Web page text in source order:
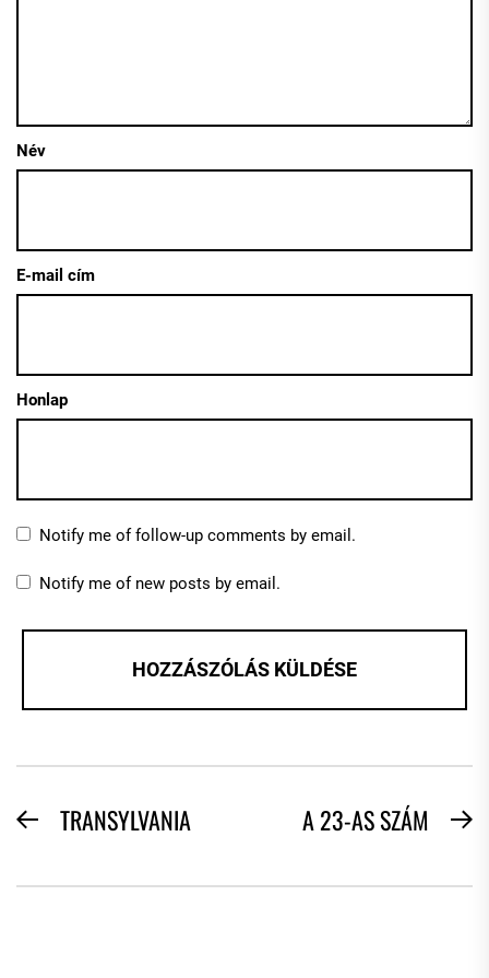
Név
E-mail cím
Honlap
Notify me of follow-up comments by email.
Notify me of new posts by email.
BEJEGYZÉS
PreviousTRANSYLVANIA A 23-AS SZÁM